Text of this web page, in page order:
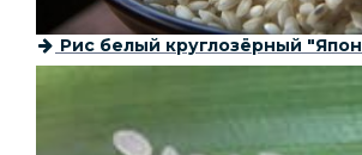
Рис белый круглозёрный